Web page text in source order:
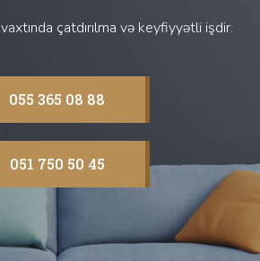
çatdırılma və keyfiyyətli işdir.
055 365 08 88
051 750 50 45